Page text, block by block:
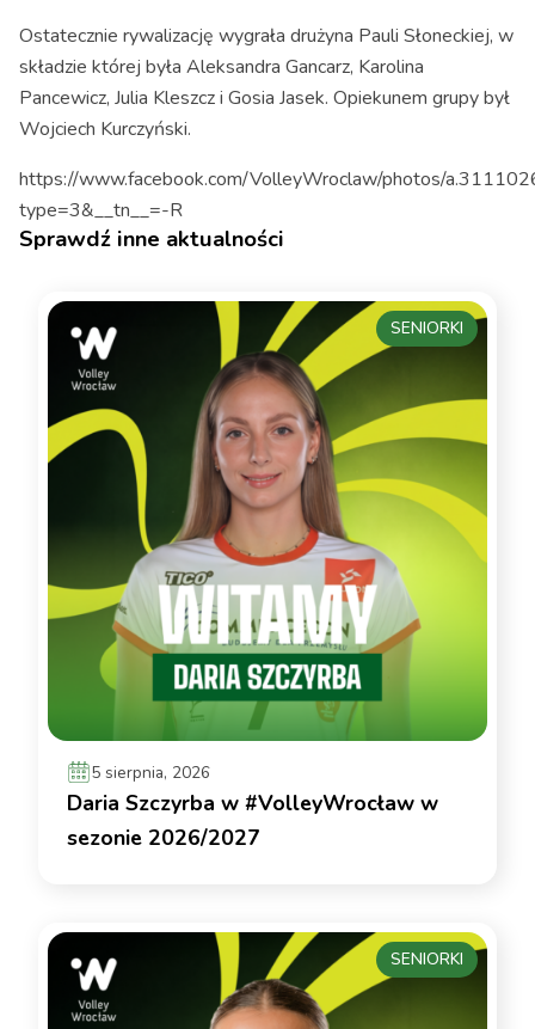
Ostatecznie rywalizację wygrała drużyna Pauli Słoneckiej, w
składzie której była Aleksandra Gancarz, Karolina
Pancewicz, Julia Kleszcz i Gosia Jasek. Opiekunem grupy był
Wojciech Kurczyński.
https://www.facebook.com/VolleyWroclaw/photos/
type=3&__tn__=-R
Sprawdź inne aktualności
5 sierpnia, 2026
Daria Szczyrba w #VolleyWrocław w
sezonie 2026/2027
SENIORKI
SENIORKI